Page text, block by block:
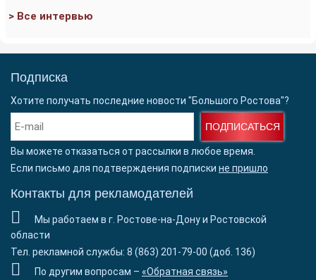
> Все интервью
Подписка
Хотите получать последние новости "Большого Ростова"?
ПОДПИСАТЬСЯ
Вы можете отказаться от рассылки в любое время.
Если письмо для подтверждения подписки не пришло
Контакты для рекламодателей
Мы работаем в г. Ростове-на-Дону и Ростовской
области
Тел. рекламной службы: 8 (863) 201-79-00 (доб. 136)
По другим вопросам – «Обратная связь»